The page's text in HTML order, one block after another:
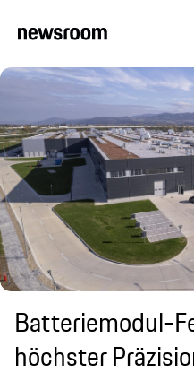
Batteriemodul-
höchster